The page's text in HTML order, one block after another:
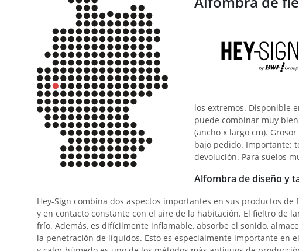
los extremos. Disponible
puede combinar muy
(ancho x largo cm).
bajo pedido. Importante:
devolución. Para suelos
Alfombra de diseño y
Hey-Sign combina dos aspectos importantes en sus productos
y en contacto constante con el aire de la habitación. El fieltro de
frío. Además, es difícilmente inflamable, absorbe el sonido,
la penetración de líquidos. Esto es especialmente importante en